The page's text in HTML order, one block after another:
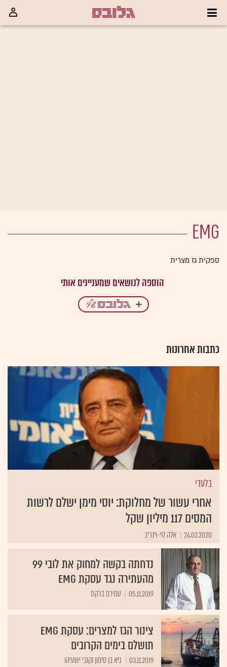
EMG
ספקית גז מצרית
כתבות אחרונות
בלעדי
אחרי עשור של מחלוקת: יוסי מימן ישלם לרשות
המסים 117 מיליון שקל
24.02.2020 אלה לוי-וינריב
נדחתה בקשה למחוק את לובי 99
מהעתירה נגד עסקת EMG
05.11.2019 עמירם ברקת
צינור הגז למצרים: עסקת EMG
תושלם בימים הקרובים
03.11.2019 גיא בן סימון וקובי ישעיהו